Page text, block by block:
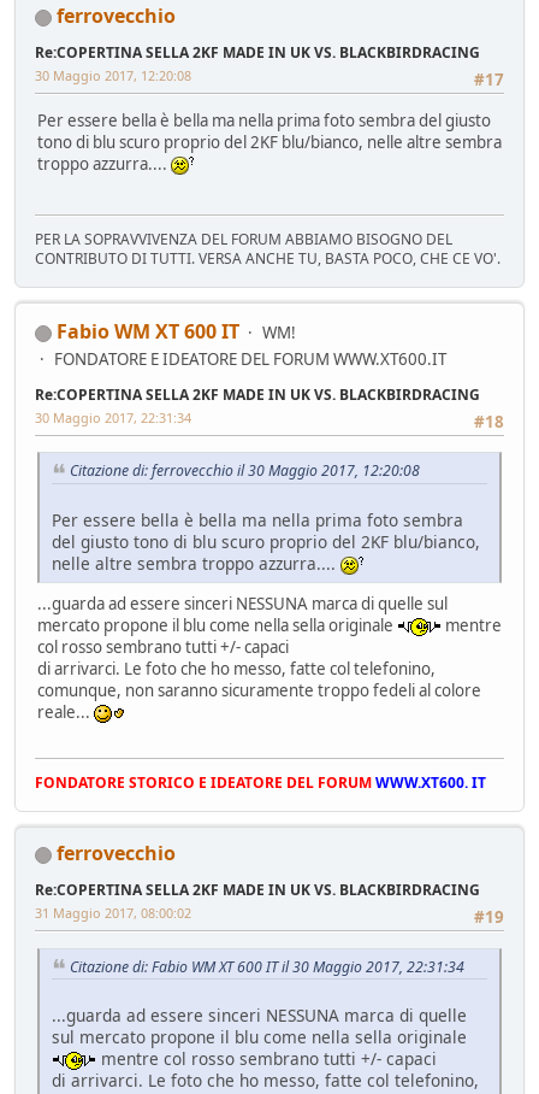
ferrovecchio
Re:COPERTINA SELLA 2KF MADE IN UK VS. BLACKBIRDRACING
#17
30 Maggio 2017, 12:20:08
Per essere bella è bella ma nella prima foto sembra del giusto
tono di blu scuro proprio del 2KF blu/bianco, nelle altre sembra
troppo azzurra....
PER LA SOPRAVVIVENZA DEL FORUM ABBIAMO BISOGNO DEL
CONTRIBUTO DI TUTTI. VERSA ANCHE TU, BASTA POCO, CHE CE VO'.
Fabio WM XT 600 IT
WM!
FONDATORE E IDEATORE DEL FORUM WWW.XT600.IT
Re:COPERTINA SELLA 2KF MADE IN UK VS. BLACKBIRDRACING
#18
30 Maggio 2017, 22:31:34
Citazione di: ferrovecchio il 30 Maggio 2017, 12:20:08
Per essere bella è bella ma nella prima foto sembra
del giusto tono di blu scuro proprio del 2KF blu/bianco,
nelle altre sembra troppo azzurra....
...guarda ad essere sinceri NESSUNA marca di quelle sul
mercato propone il blu come nella sella originale
mentre
col rosso sembrano tutti +/- capaci
di arrivarci. Le foto che ho messo, fatte col telefonino,
comunque, non saranno sicuramente troppo fedeli al colore
reale...
FONDATORE STORICO E IDEATORE DEL FORUMWWW.XT600. IT
ferrovecchio
Re:COPERTINA SELLA 2KF MADE IN UK VS. BLACKBIRDRACING
#19
31 Maggio 2017, 08:00:02
Citazione di: Fabio WM XT 600 IT il 30 Maggio 2017, 22:31:34
...guarda ad essere sinceri NESSUNA marca di quelle
sul mercato propone il blu come nella sella originale
mentre col rosso sembrano tutti +/- capaci
di arrivarci. Le foto che ho messo, fatte col telefonino,